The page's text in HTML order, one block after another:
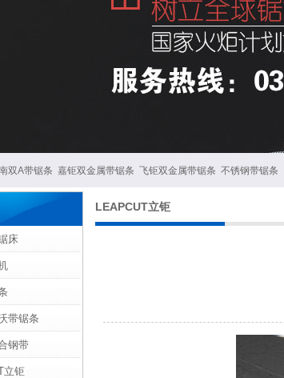
双A带锯条 嘉钜双金属带锯条 飞钜双金属带锯条 不锈钢带锯条
床
带锯条
钢带
立钜
LEAPCUT立钜